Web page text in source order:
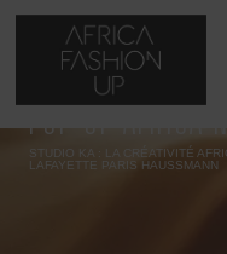
POP-UP
STUDIO KA : LA CRÉATIVITÉ
LAFAYETTE PARIS HAUSSMANN